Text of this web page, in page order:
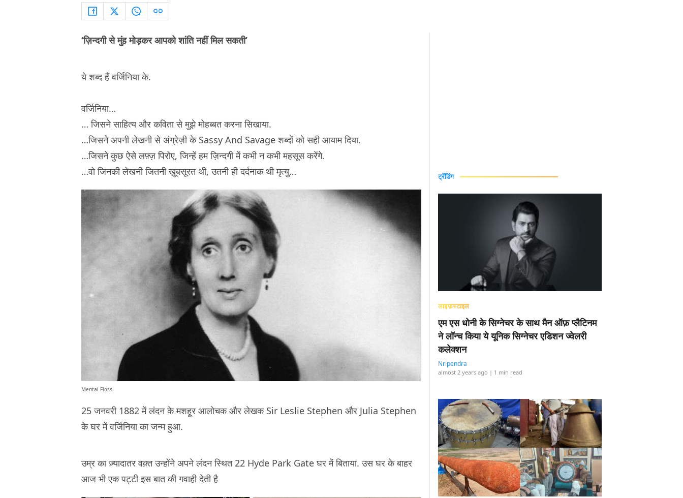
‘ज़िन्दगी से मुंह मोड़कर आपको शांति नहीं मिल सकती’
ये शब्द हैं वर्जिनिया के.
वर्जिनिया…
… जिसने साहित्य और कविता से मुझे मोहब्बत करना सिखाया.
…जिसने अपनी लेखनी से अंग्रेज़ी के Sassy And Savage शब्दों को सही आयाम दिया.
…जिसने कुछ ऐसे लफ़्ज़ पिरोए, जिन्हें हम ज़िन्दगी में कभी न कभी महसूस करेंगे.
…वो जिनकी लेखनी जितनी ख़ूबसूरत थी, उतनी ही दर्दनाक थी मृत्यु…
Mental Floss
25 जनवरी 1882 में लंदन के मशहूर आलोचक और लेखक Sir Leslie Stephen और Julia Stephen
के घर में वर्जिनिया का जन्म हुआ.
उम्र का ज़्यादातर वक़्त उन्होंने अपने लंदन स्थित 22 Hyde Park Gate घर में बिताया. उस घर के बाहर
आज भी एक पट्टी इस बात की गवाही देती है
ट्रेंडिंग
लाइफ़स्टाइल
एम एस धोनी के सिग्नेचर के साथ मैन ऑफ़ प्लैटिनम
ने लॉन्च किया ये यूनिक सिग्नेचर एडिशन ज्वेलरी
कलेक्शन
Nripendra
almost 2 years ago | 1 min read